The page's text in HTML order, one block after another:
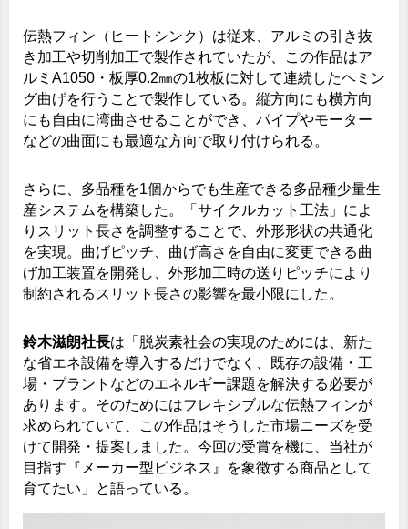
伝熱フィン（ヒートシンク）は従来、アルミの引き抜
き加工や切削加工で製作されていたが、この作品はア
ルミA1050・板厚0.2㎜の1枚板に対して連続したヘミン
グ曲げを行うことで製作している。縦方向にも横方向
にも自由に湾曲させることができ、パイプやモーター
などの曲面にも最適な方向で取り付けられる。
さらに、多品種を1個からでも生産できる多品種少量生
産システムを構築した。「サイクルカット工法」によ
りスリット長さを調整することで、外形形状の共通化
を実現。曲げピッチ、曲げ高さを自由に変更できる曲
げ加工装置を開発し、外形加工時の送りピッチにより
制約されるスリット長さの影響を最小限にした。
鈴木滋朗社長は「脱炭素社会の実現のためには、新た
な省エネ設備を導入するだけでなく、既存の設備・工
場・プラントなどのエネルギー課題を解決する必要が
あります。そのためにはフレキシブルな伝熱フィンが
求められていて、この作品はそうした市場ニーズを受
けて開発・提案しました。今回の受賞を機に、当社が
目指す『メーカー型ビジネス』を象徴する商品として
育てたい」と語っている。